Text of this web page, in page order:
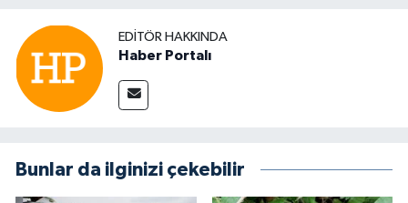
EDITÖR HAKKINDA
Haber Portalı
Bunlar da ilginizi çekebilir